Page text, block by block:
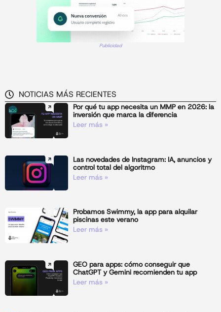
Publicidad
NOTICIAS MÁS RECIENTES
Por qué tu app necesita un MMP en 2026: la
inversión que marca la diferencia
Leer más »
Las novedades de Instagram: IA, anuncios y
control total del algoritmo
Leer más »
Probamos Swimmy, la app para alquilar
piscinas este verano
Leer más »
GEO para apps: cómo conseguir que
ChatGPT y Gemini recomienden tu app
Leer más »